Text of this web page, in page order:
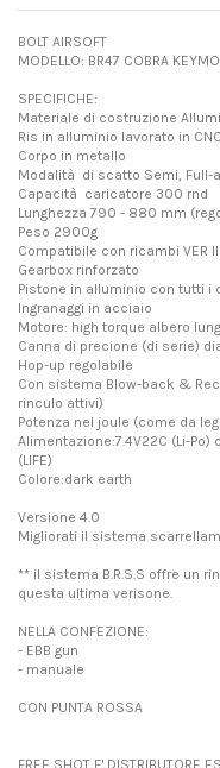
BOLT AIRSOFT
MODELLO: BR47 COBRA
SPECIFICHE:
Materiale di costruzione
Ris in alluminio lavorato in CNC
Corpo in metallo
Modalità di scatto Semi, Full-
Capacità caricatore 300 rnd
Lunghezza 790 - 880 mm
Peso 2900g
Compatibile con ricambi VER
Gearbox rinforzato
Pistone in alluminio con tutti i
Ingranaggi in acciaio
Motore: high torque albero
Canna di precione (di serie)
Hop-up regolabile
Con sistema Blow-back &
rinculo attivi)
Potenza nel joule (come da
Alimentazione:7.4V22C (Li-Po)
(LIFE)
Colore:dark earth
Versione 4.0
Migliorati il sistema
** il sistema B.R.S.S offre un
questa ultima verisone.
NELLA CONFEZIONE:
- EBB gun
- manuale
CON PUNTA ROSSA
FREE SHOT E' DISTRIBUTORE